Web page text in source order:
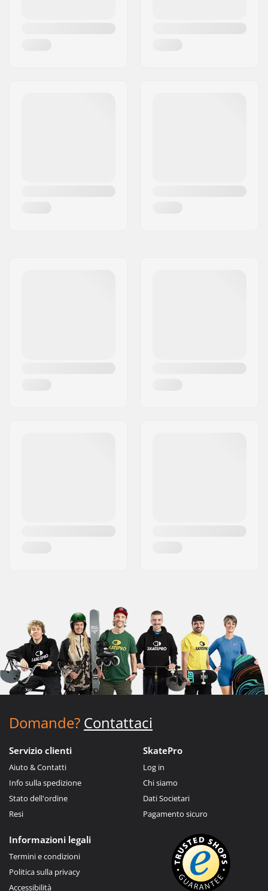
Domande? Contattaci
Servizio clienti
Aiuto & Contatti
Info sulla spedizione
Stato dell'ordine
Resi
SkatePro
Log in
Chi siamo
Dati Societari
Pagamento sicuro
Informazioni legali
Termini e condizioni
Politica sulla privacy
Accessibilità